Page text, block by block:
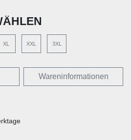
XL XXL 3XL
Wareninformationen